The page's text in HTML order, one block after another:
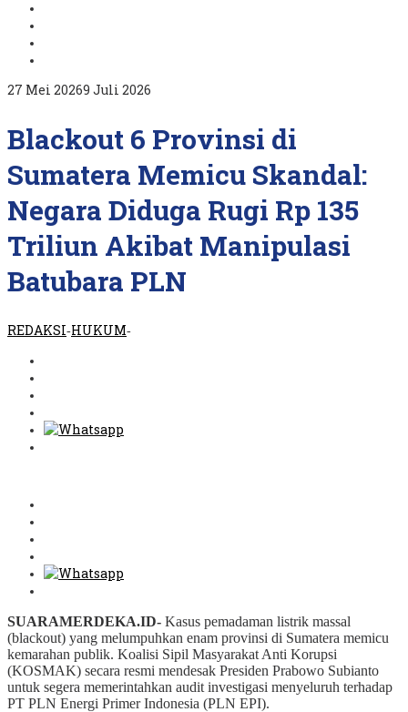
27 Mei 20269 Juli 2026
Blackout 6 Provinsi di
Sumatera Memicu Skandal:
Negara Diduga Rugi Rp 135
Triliun Akibat Manipulasi
Batubara PLN
REDAKSI-HUKUM-
SUARAMERDEKA.ID- Kasus pemadaman listrik massal
(blackout) yang melumpuhkan enam provinsi di Sumatera memicu
kemarahan publik. Koalisi Sipil Masyarakat Anti Korupsi
(KOSMAK) secara resmi mendesak Presiden Prabowo Subianto
untuk segera memerintahkan audit investigasi menyeluruh terhadap
PT PLN Energi Primer Indonesia (PLN EPI).